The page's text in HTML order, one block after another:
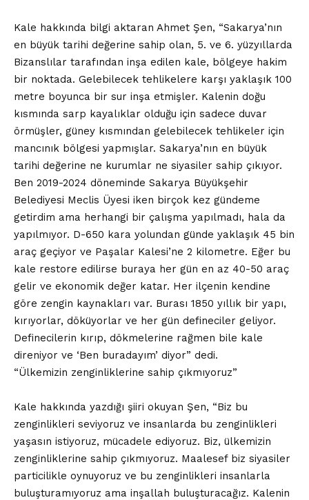
Kale hakkında bilgi aktaran Ahmet Şen, “Sakarya’nın
en büyük tarihi değerine sahip olan, 5. ve 6. yüzyıllarda
Bizanslılar tarafından inşa edilen kale, bölgeye hakim
bir noktada. Gelebilecek tehlikelere karşı yaklaşık 100
metre boyunca bir sur inşa etmişler. Kalenin doğu
kısmında sarp kayalıklar olduğu için sadece duvar
örmüşler, güney kısmından gelebilecek tehlikeler için
mancınık bölgesi yapmışlar. Sakarya’nın en büyük
tarihi değerine ne kurumlar ne siyasiler sahip çıkıyor.
Ben 2019-2024 döneminde Sakarya Büyükşehir
Belediyesi Meclis Üyesi iken birçok kez gündeme
getirdim ama herhangi bir çalışma yapılmadı, hala da
yapılmıyor. D-650 kara yolundan günde yaklaşık 45 bin
araç geçiyor ve Paşalar Kalesi’ne 2 kilometre. Eğer bu
kale restore edilirse buraya her gün en az 40-50 araç
gelir ve ekonomik değer katar. Her ilçenin kendine
göre zengin kaynakları var. Burası 1850 yıllık bir yapı,
kırıyorlar, döküyorlar ve her gün defineciler geliyor.
Definecilerin kırıp, dökmelerine rağmen bile kale
direniyor ve ‘Ben buradayım’ diyor” dedi.
“Ülkemizin zenginliklerine sahip çıkmıyoruz”
Kale hakkında yazdığı şiiri okuyan Şen, “Biz bu
zenginlikleri seviyoruz ve insanlarda bu zenginlikleri
yaşasın istiyoruz, mücadele ediyoruz. Biz, ülkemizin
zenginliklerine sahip çıkmıyoruz. Maalesef biz siyasiler
particilikle oynuyoruz ve bu zenginlikleri insanlarla
buluşturamıyoruz ama inşallah buluşturacağız. Kalenin